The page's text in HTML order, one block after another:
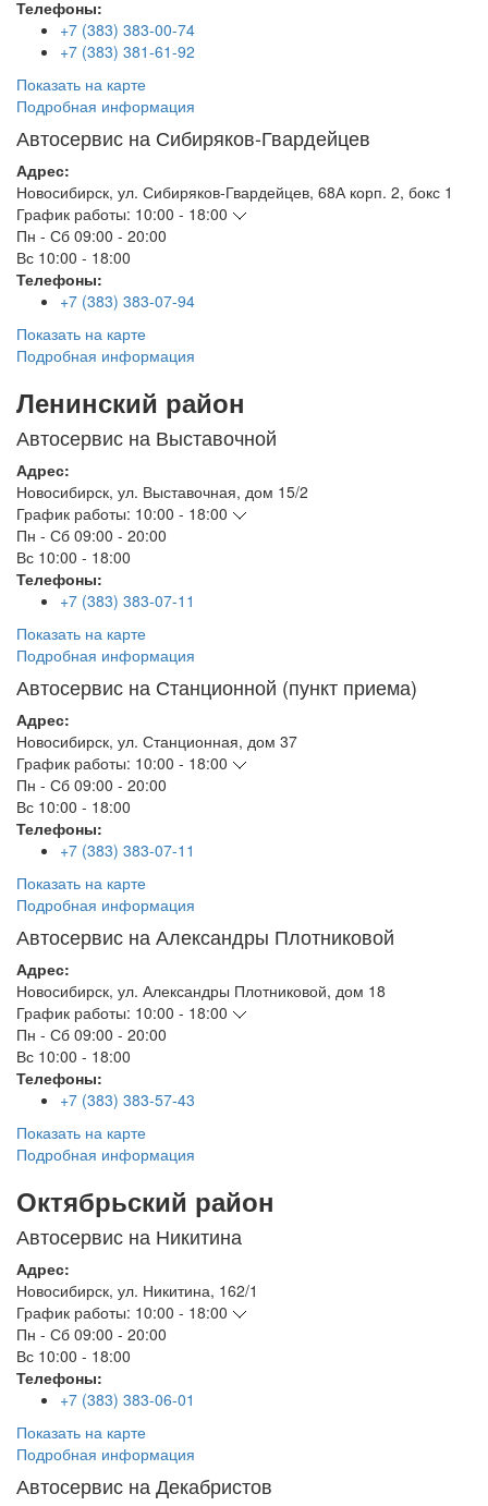
Телефоны:
+7 (383) 383-00-74
+7 (383) 381-61-92
Показать на карте
Подробная информация
Автосервис на Сибиряков-Гвардейцев
Адрес:
Новосибирск, ул. Сибиряков-Гвардейцев, 68А корп. 2, бокс 1
График работы: 10:00 - 18:00
Пн - Сб 09:00 - 20:00
Вс 10:00 - 18:00
Телефоны:
+7 (383) 383-07-94
Показать на карте
Подробная информация
Ленинский район
Автосервис на Выставочной
Адрес:
Новосибирск, ул. Выставочная, дом 15/2
График работы: 10:00 - 18:00
Пн - Сб 09:00 - 20:00
Вс 10:00 - 18:00
Телефоны:
+7 (383) 383-07-11
Показать на карте
Подробная информация
Автосервис на Станционной (пункт приема)
Адрес:
Новосибирск, ул. Станционная, дом 37
График работы: 10:00 - 18:00
Пн - Сб 09:00 - 20:00
Вс 10:00 - 18:00
Телефоны:
+7 (383) 383-07-11
Показать на карте
Подробная информация
Автосервис на Александры Плотниковой
Адрес:
Новосибирск, ул. Александры Плотниковой, дом 18
График работы: 10:00 - 18:00
Пн - Сб 09:00 - 20:00
Вс 10:00 - 18:00
Телефоны:
+7 (383) 383-57-43
Показать на карте
Подробная информация
Октябрьский район
Автосервис на Никитина
Адрес:
Новосибирск, ул. Никитина, 162/1
График работы: 10:00 - 18:00
Пн - Сб 09:00 - 20:00
Вс 10:00 - 18:00
Телефоны:
+7 (383) 383-06-01
Показать на карте
Подробная информация
Автосервис на Декабристов